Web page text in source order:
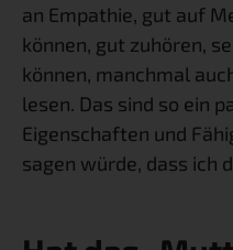
an Empathie, gut auf
können, gut zuhören,
können, manchmal
lesen. Das sind so ein
Eigenschaften und
sagen würde, dass ich